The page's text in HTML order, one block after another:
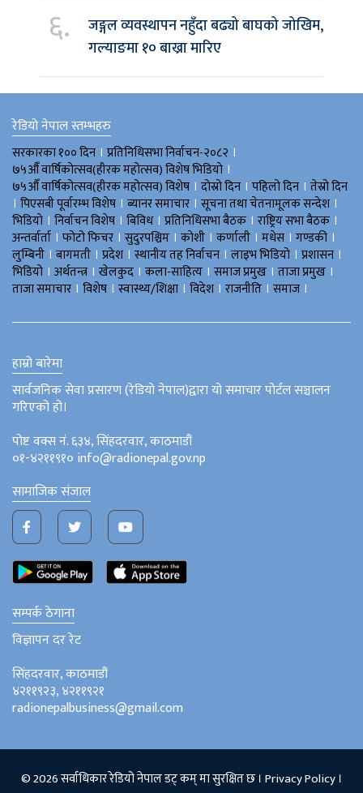
६.
जङ्गल व्यवस्थापन नहुँदा बढ्यो बाघको जोखिम,
गल्याङमा १० बाख्रा मारिए
रेडियो नेपाल स्तम्भहरु
सरकारका १०० दिन । प्रतिनिधिसभा निर्वाचन-२०८२ ।
७५औँ वार्षिकोत्सव(हीरक महोत्सव) विशेष भिडियाे ।
७५औँ वार्षिकोत्सव(हीरक महोत्सव) विशेष । दोस्रो दिन । पहिलो दिन । तेस्रो दिन
। पिएसबी पूर्वारम्भ विशेष । ब्यानर समाचार । सूचना तथा चेतनामूलक सन्देश ।
भिडियाे । निर्वाचन विशेष । बिविध। प्रतिनिधिसभा बैठक । राष्ट्रिय सभा बैठक ।
अन्तर्वार्ता । फोटो फिचर । सुदुरपश्चिम । काेशी । कर्णाली । मधेस । गण्डकी ।
लुम्बिनी । बागमती । प्रदेश । स्थानीय तह निर्वाचन । लाइभ भिडियो । प्रशासन ।
भिडियो । अर्थतन्त्र । खेलकुद । कला-साहित्य । समाज प्रमुख । ताजा प्रमुख ।
ताजा समाचार । विशेष । स्वास्थ्य/शिक्षा । विदेश । राजनीति । समाज ।
हाम्रो बारेमा
सार्वजनिक सेवा प्रसारण (रेडियो नेपाल)द्वारा यो समाचार पोर्टल सञ्चालन
गरिएको हो।
पोष्ट वक्स नं. ६३४, सिंहदरवार, काठमाडौं
०१-४२११९१० info@radionepal.gov.np
सामाजिक संजाल
सम्पर्क ठेगाना
विज्ञापन दर रेट
सिंहदरवार, काठमाडौं
४२११९२३, ४२११९२१
radionepalbusiness@gmail.com
© 2026 सर्वाधिकार रेडियो नेपाल डट् कम् मा सुरक्षित छ । Privacy Policy।